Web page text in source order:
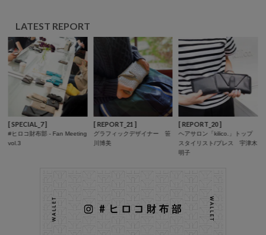
LATEST REPORT
[ SPECIAL_7 ]
#ヒロコ財布部 - Fan Meeting
vol.3
[ REPORT_21 ]
グラフィックデザイナー 笹
川博美
[ REPORT_20 ]
ヘアサロン「kilico.」トップ
スタイリスト/プレス 宇津木
明子